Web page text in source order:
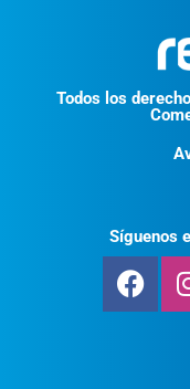
Todos los
Síguenos